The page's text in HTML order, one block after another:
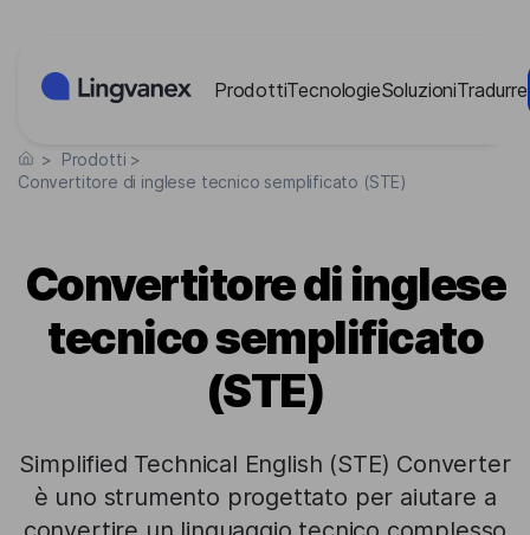
ProdottiTecnologieSoluzioniTradurre
> Prodotti >
Convertitore di inglese tecnico semplificato (STE)
Convertitore di inglese
tecnico semplificato
(STE)
Simplified Technical English (STE) Converter
è uno strumento progettato per aiutare a